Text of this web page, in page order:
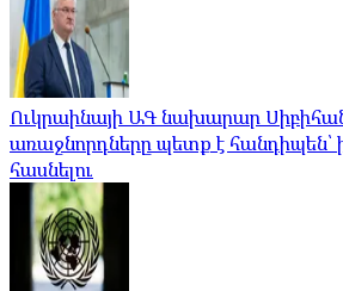
Ուկրաինայի ԱԳ նախարար
առաջնորդները պետք է
հասնելու